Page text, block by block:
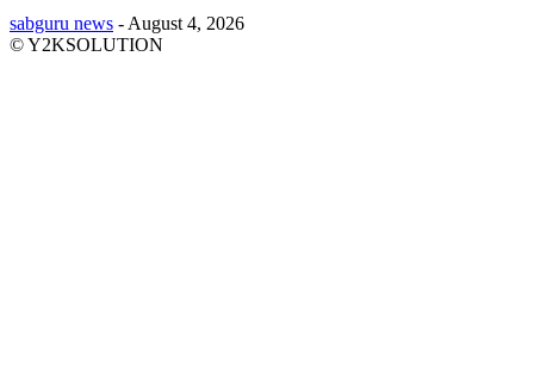
sabguru news - August 4, 2026
© Y2KSOLUTION